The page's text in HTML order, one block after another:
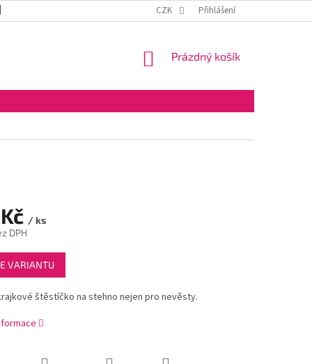
OBCHODNÍ PODMÍNKY VELKOOBCHOD
CZK Přihlášení
NÁKUPNÍ
Prázdný košík
/ ks
DPH
VARIANTU
štěstíčko na stehno nejen pro nevěsty.